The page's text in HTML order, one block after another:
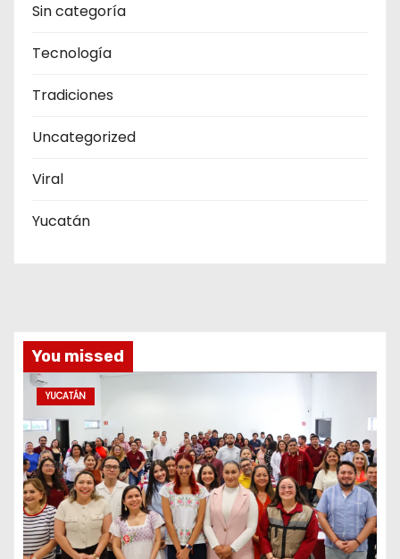
Sin categoría
Tecnología
Tradiciones
Uncategorized
Viral
Yucatán
You missed
YUCATÁN